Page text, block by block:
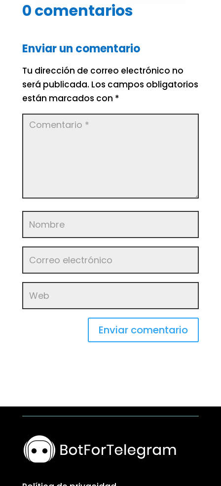
0 comentarios
Enviar un comentario
Tu dirección de correo electrónico no
será publicada. Los campos obligatorios
están marcados con *
Enviar comentario